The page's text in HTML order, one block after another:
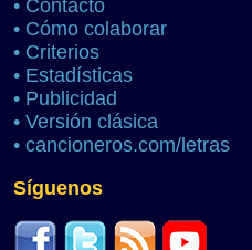
• Contacto
• Cómo colaborar
• Criterios
• Estadísticas
• Publicidad
• Versión clásica
• cancioneros.com/letras
Síguenos